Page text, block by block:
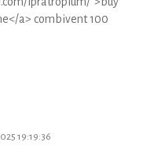
a> combivent 100
19:19:36